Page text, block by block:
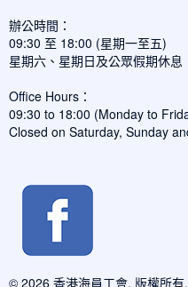
辦公時間：
09:30 至 18:00 (星期一至五)
星期六、星期日及公眾假期休息
Office Hours：
09:30 to 18:00 (Monday to
Closed on Saturday, Sunday
© 2026 香港海員工會. 版權所